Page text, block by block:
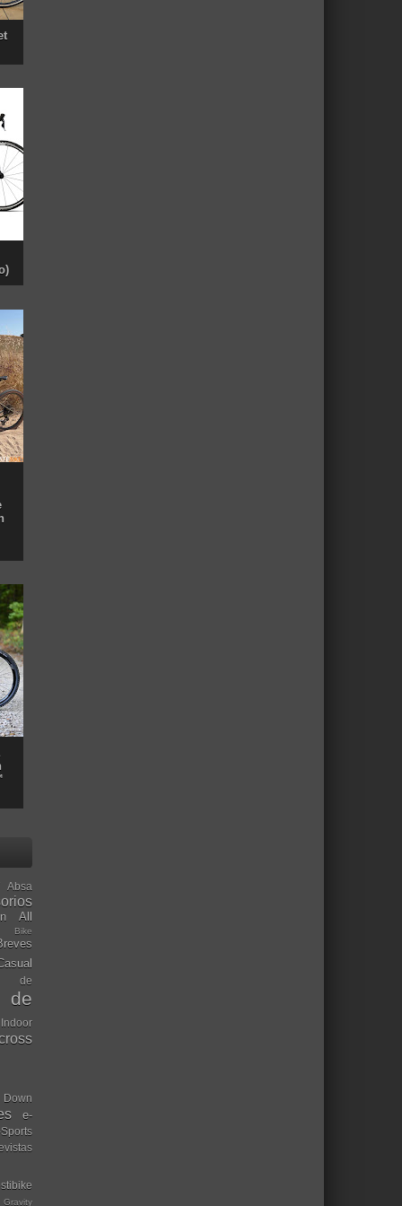
Absa
All
Bike
de
de
Down
e-
Gravity